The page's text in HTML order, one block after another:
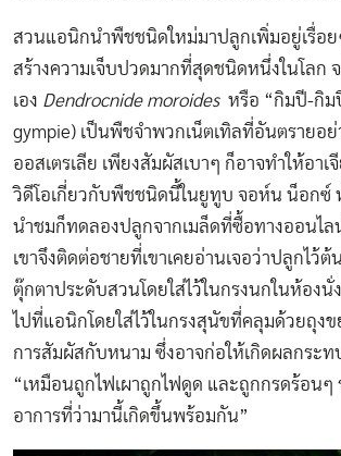
สวนแอนิกนำพืชชนิดใหม่มาปลูกเพิ่มอยู่เรื่อ
สร้างความเจ็บปวดมากที่สุดชนิดหนึ่งในโลก
เอง Dendrocnide moroides หรือ “กิมปี-กิม
gympie) เป็นพืชจำพวกเน็ตเทิลที่อันตรายอย่
ออสเตรเลีย เพียงสัมผัสเบาๆ ก็อาจทำให้อาเ
วิดีโอเกี่ยวกับพืชชนิดนี้ในยูทูบ จอห์น น็อกซ์
นำชมก็ทดลองปลูกจากเมล็ดที่ซื้อทางออนไลน์
เขาจึงติดต่อชายที่เขาเคยอ่านเจอว่าปลูกไว้
ตุ๊กตาประดับสวนโดยใส่ไว้ในกรงนกในห้อง
ไปที่แอนิกโดยใส่ไว้ในกรงสุนัขที่คลุมด้วยถุงข
การสัมผัสกับหนาม ซึ่งอาจก่อให้เกิดผลกระท
“เหมือนถูกไฟเผาถูกไฟดูด และถูกกรดร้อนๆ
อาการที่ว่ามานี้เกิดขึ้นพร้อมกัน”